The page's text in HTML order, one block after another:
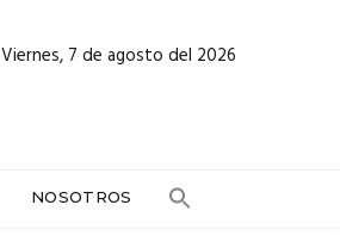
Viernes, 7 de agosto del 2026
NOSOTROS